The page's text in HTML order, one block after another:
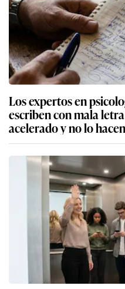
Los expertos en
escriben con mala
acelerado y no lo